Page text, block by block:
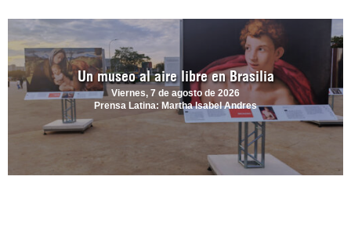
Un museo al aire libre en Brasilia
Viernes, 7 de agosto de 2026
Prensa Latina: Martha Isabel Andres